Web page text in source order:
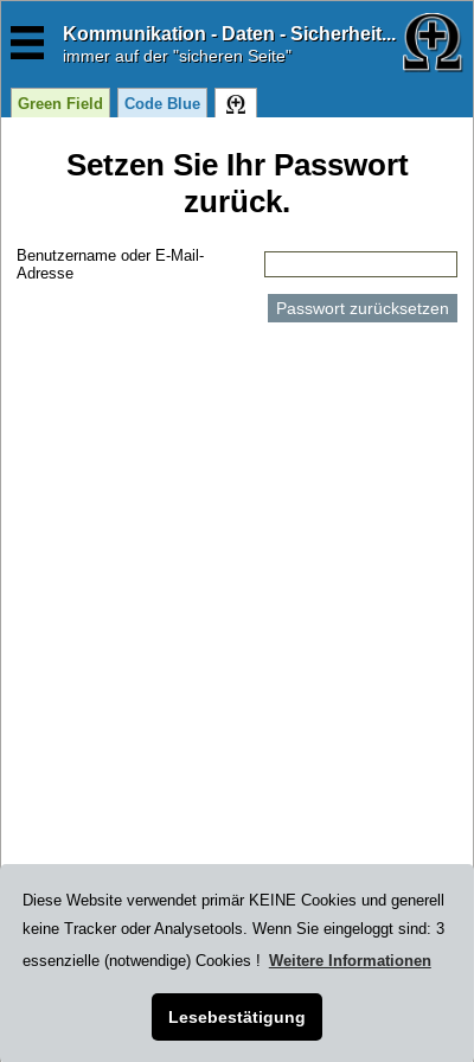
Diese Website verwendet primär KEINE Cookies und generell
keine Tracker oder Analysetools. Wenn Sie eingeloggt sind: 3
essenzielle (notwendige) Cookies ! Weitere Informationen
Lesebestätigung
Kommunikation - Daten - Sicherheit...
immerauf der "sicheren Seite"
Green Field Code Blue
Setzen Sie Ihr Passwort
zurück.
Benutzername oder E-Mail-
Adresse
Passwort zurücksetzen
Impressum
AGB Index Widerrufsbelehrung |Presse|